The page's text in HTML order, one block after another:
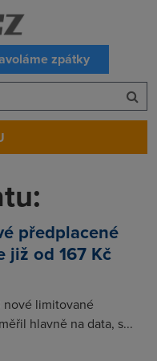
zpátky
předplacené
již od 167 Kč
limitované
hlavně na data, s...